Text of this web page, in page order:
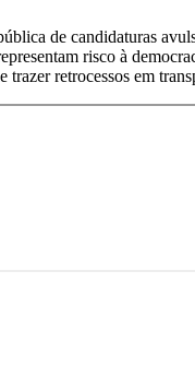
de candidaturas
risco à
trazer retrocessos em